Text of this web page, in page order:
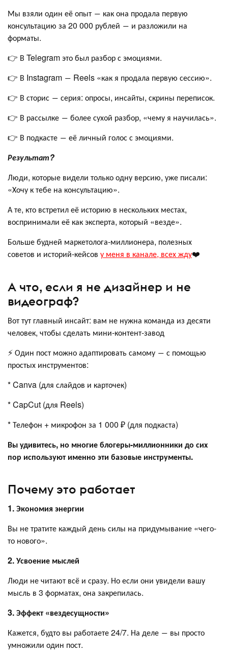
Мы взяли один её опыт ― как она продала первую
консультацию за 20 000 рублей ― и разложили на
форматы.
👉 В Telegram это был разбор с эмоциями.
👉 В Instagram ― Reels «как я продала первую сессию».
👉 В сторис ― серия: опросы, инсайты, скрины переписок.
👉 В рассылке ― более сухой разбор, «чему я научилась».
👉 В подкасте ― её личный голос с эмоциями.
Результат?
Люди, которые видели только одну версию, уже писали:
«Хочу к тебе на консультацию».
А те, кто встретил её историю в нескольких местах,
воспринимали её как эксперта, который «везде».
Больше будней маркетолога-миллионера, полезных
советов и историй-кейсов у меня в канале, всех жду❤️
А что, если я не дизайнер и не
видеограф?
Вот тут главный инсайт: вам не нужна команда из десяти
человек, чтобы сделать мини-контент-завод
⚡️ Один пост можно адаптировать самому ― с помощью
простых инструментов:
* Canva (для слайдов и карточек)
* CapCut (для Reels)
* Телефон + микрофон за 1 000 ₽ (для подкаста)
Вы удивитесь, но многие блогеры-миллионники до сих
пор используют именно эти базовые инструменты.
Почему это работает
1. Экономия энергии
Вы не тратите каждый день силы на придумывание «чего-
то нового».
2. Усвоение мыслей
Люди не читают всё и сразу. Но если они увидели вашу
мысль в 3 форматах, она закрепилась.
3. Эффект «вездесущности»
Кажется, будто вы работаете 24/7. На деле ― вы просто
умножили один пост.